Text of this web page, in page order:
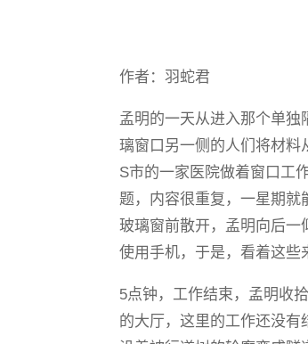
作者：羽蛇君
孟明的一天从进入那个单
璃窗口另一侧的人们将材料
S市的一家医院做着窗口工
题，内容很重复，一星期就
玻璃窗前散开，孟明向后一
使用手机，于是，看着这些
5点钟，工作结束，孟明收
的大厅，这里的工作还没有